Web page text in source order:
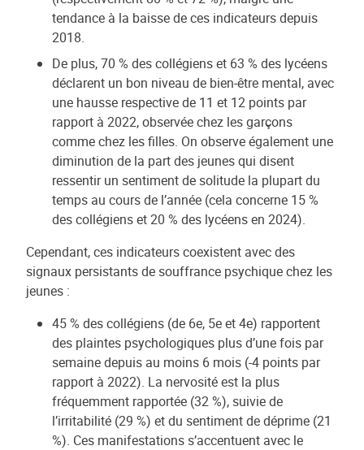
tendance à la baisse de ces indicateurs depuis
2018.
De plus, 70 % des collégiens et 63 % des lycéens
déclarent un bon niveau de bien-être mental, avec
une hausse respective de 11 et 12 points par
rapport à 2022, observée chez les garçons
comme chez les filles. On observe également une
diminution de la part des jeunes qui disent
ressentir un sentiment de solitude la plupart du
temps au cours de l’année (cela concerne 15 %
des collégiens et 20 % des lycéens en 2024).
Cependant, ces indicateurs coexistent avec des
signaux persistants de souffrance psychique chez les
jeunes :
45 % des collégiens (de 6e, 5e et 4e) rapportent
des plaintes psychologiques plus d’une fois par
semaine depuis au moins 6 mois (-4 points par
rapport à 2022). La nervosité est la plus
fréquemment rapportée (32 %), suivie de
l’irritabilité (29 %) et du sentiment de déprime (21
%). Ces manifestations s’accentuent avec le